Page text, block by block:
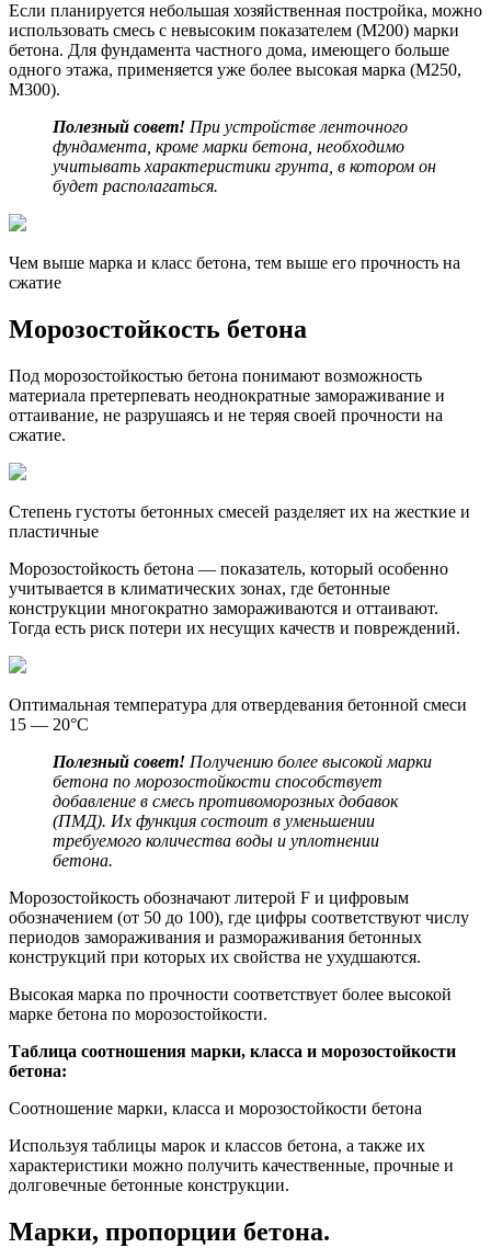
Если планируется небольшая хозяйственная постройка, можно
использовать смесь с невысоким показателем (М200) марки
бетона. Для фундамента частного дома, имеющего больше
одного этажа, применяется уже более высокая марка (М250,
М300).
Полезный совет! При устройстве ленточного
фундамента, кроме марки бетона, необходимо
учитывать характеристики грунта, в котором он
будет располагаться.
Чем выше марка и класс бетона, тем выше его прочность на
сжатие
Морозостойкость бетона
Под морозостойкостью бетона понимают возможность
материала претерпевать неоднократные замораживание и
оттаивание, не разрушаясь и не теряя своей прочности на
сжатие.
Степень густоты бетонных смесей разделяет их на жесткие и
пластичные
Морозостойкость бетона — показатель, который особенно
учитывается в климатических зонах, где бетонные
конструкции многократно замораживаются и оттаивают.
Тогда есть риск потери их несущих качеств и повреждений.
Оптимальная температура для отвердевания бетонной смеси
15 — 20°С
Полезный совет! Получению более высокой марки
бетона по морозостойкости способствует
добавление в смесь противоморозных добавок
(ПМД). Их функция состоит в уменьшении
требуемого количества воды и уплотнении
бетона.
Морозостойкость обозначают литерой F и цифровым
обозначением (от 50 до 100), где цифры соответствуют числу
периодов замораживания и размораживания бетонных
конструкций при которых их свойства не ухудшаются.
Высокая марка по прочности соответствует более высокой
марке бетона по морозостойкости.
Таблица соотношения марки, класса и морозостойкости
бетона:
Соотношение марки, класса и морозостойкости бетона
Используя таблицы марок и классов бетона, а также их
характеристики можно получить качественные, прочные и
долговечные бетонные конструкции.
Марки, пропорции бетона.